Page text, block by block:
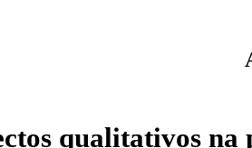
qualitativos na